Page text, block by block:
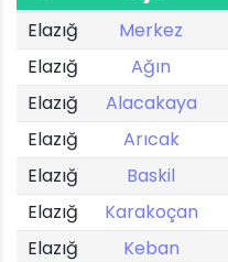
Elazığ Merkez
Elazığ
Ağın
Elazığ
Alacakaya
Elazığ
Arıcak
Elazığ
Baskil
Elazığ
Karakoçan
Elazığ
Keban